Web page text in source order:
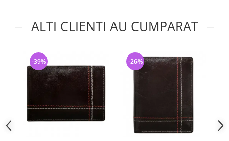
ALTI CLIENTI AU CUMPARAT
-39% -26%